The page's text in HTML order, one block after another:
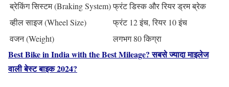
ब्रेकिंग सिस्टम (Braking System)फ्रंट डिस्क और रियर ड्रम ब्रेक
व्हील साइज (Wheel Size)
फ्रंट 12 इंच, रियर 10 इंच
वजन (Weight)
लगभग 80 किग्रा
Best Bike in India with the Best Mileage? सबसे ज्यादा माइलेज
वाली बेस्ट बाइक 2024?